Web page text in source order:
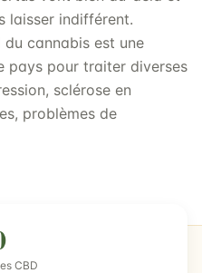
laisser indifférent.
du cannabis est une
pays pour traiter diverses
sclérose en
problèmes de
CBD